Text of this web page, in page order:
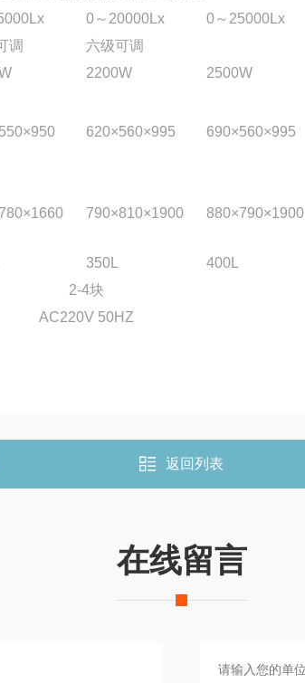
0～20000Lx
0～25000Lx
调
六级可调
2200W
2500W
620×560×995 690×560×995
790×810×1900 880×790×1900
350L
400L
2-4块
AC220V 50HZ
返回列表
在线留言